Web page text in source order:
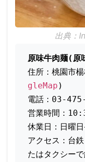
出典：
原味牛肉麺(原
住所：桃園市
gleMap )
電話：03-
営業時間：
休業日：日曜
アクセス：台
たはタクシー